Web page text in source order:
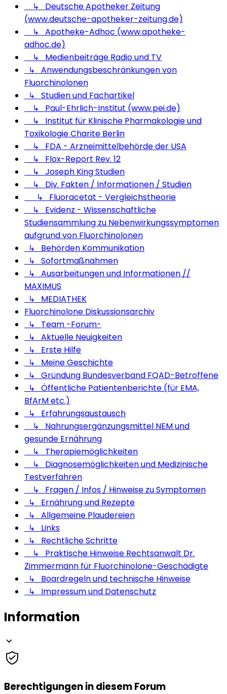
↳ Deutsche Apotheker Zeitung
(www.deutsche-apotheker-zeitung.de)
↳ Apotheke-Adhoc (www.apotheke-
adhoc.de)
↳ Medienbeiträge Radio und TV
↳ Anwendungsbeschränkungen von
Fluorchinolonen
↳ Studien und Fachartikel
↳ Paul-Ehrlich-Institut (www.pei.de)
↳ Institut für Klinische Pharmakologie und
Toxikologie Charite Berlin
↳ FDA - Arzneimittelbehörde der USA
↳ Flox-Report Rev. 12
↳ Joseph King Studien
↳ Div. Fakten / Informationen / Studien
↳ Fluoracetat - Vergleichstheorie
↳ Evidenz - Wissenschaftliche
Studiensammlung zu Nebenwirkungssymptomen
aufgrund von Fluorchinolonen
↳ Behörden Kommunikation
↳ Sofortmaßnahmen
↳ Ausarbeitungen und Informationen //
MAXIMUS
↳ MEDIATHEK
Fluorchinolone Diskussionsarchiv
↳ Team -Forum-
↳ Aktuelle Neuigkeiten
↳ Erste Hilfe
↳ Meine Geschichte
↳ Gründung Bundesverband FQAD-Betroffene
↳ Öffentliche Patientenberichte (für EMA,
BfArM etc.)
↳ Erfahrungsaustausch
↳ Nahrungsergänzungsmittel NEM und
gesunde Ernährung
↳ Therapiemöglichkeiten
↳ Diagnosemöglichkeiten und Medizinische
Testverfahren
↳ Fragen / Infos / Hinweise zu Symptomen
↳ Ernährung und Rezepte
↳ Allgemeine Plaudereien
↳ Links
↳ Rechtliche Schritte
↳ Praktische Hinweise Rechtsanwalt Dr.
Zimmermann für Fluorchinolone-Geschädigte
↳ Boardregeln und technische Hinweise
↳ Impressum und Datenschutz
Information
Berechtigungen in diesem Forum